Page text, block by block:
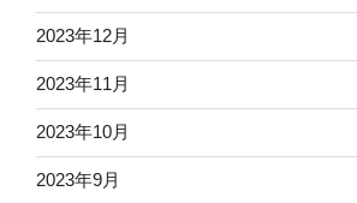
2023年12月
2023年11月
2023年10月
2023年9月